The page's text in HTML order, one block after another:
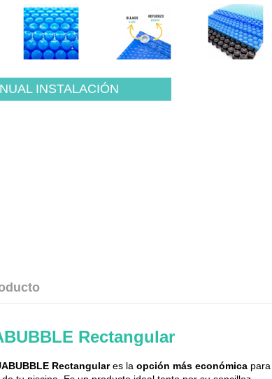
INSTALACIÓN
Rectangular
Rectangulares la opción más económica para